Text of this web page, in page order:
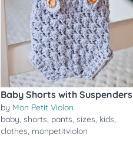
Baby Shorts with Suspenders
by Mon Petit Violon
baby,shorts, pants,sizes, kids,
clothes, monpetitviolon